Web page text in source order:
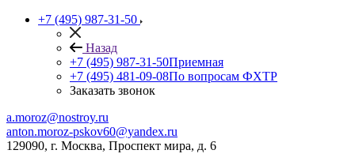
+7 (495) 987-31-50
Назад
+7 (495) 987-31-50Приемная
+7 (495) 481-09-08По вопросам ФХТР
Заказать звонок
a.moroz@nostroy.ru
anton.moroz-pskov60@yandex.ru
129090, г. Москва, Проспект мира, д. 6